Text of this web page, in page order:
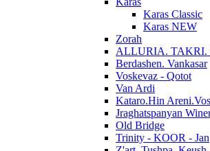
Karas Classic
Karas NEW
Zorah
ALLURIA. TAKRI.
Berdashen. Vankasar
Voskevaz - Qotot
Van Ardi
Kataro.Hin
Jraghatspanyan
Old Bridge
Trinity - KOOR - Jan